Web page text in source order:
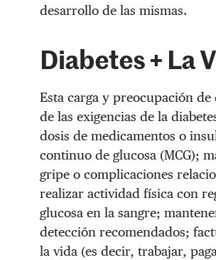
desarrollo de las mismas.
Diabetes + La
Esta carga y preocupación
de las exigencias de la
dosis de medicamentos o
continuo de glucosa (MCG);
gripe o complicaciones
realizar actividad física con
glucosa en la sangre;
detección recomendados;
la vida (es decir, trabajar,